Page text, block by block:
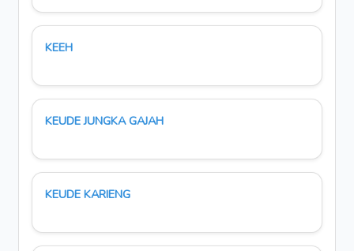
KEEH
KEUDE JUNGKA GAJAH
KEUDE KARIENG